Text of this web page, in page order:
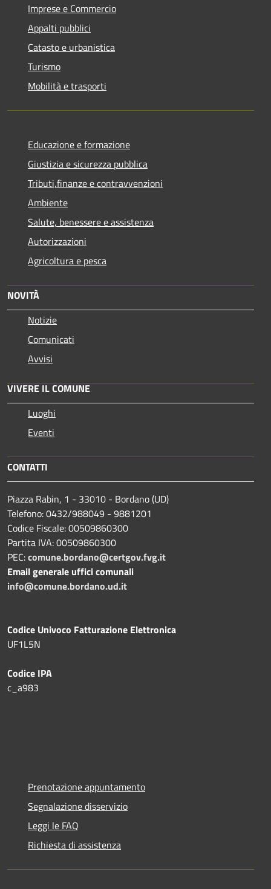
Imprese e Commercio
Appalti pubblici
Catasto e urbanistica
Turismo
Mobilità e trasporti
Educazione e formazione
Giustizia e sicurezza pubblica
Tributi,finanze e contravvenzioni
Ambiente
Salute, benessere e assistenza
Autorizzazioni
Agricoltura e pesca
NOVITÀ
Notizie
Comunicati
Avvisi
VIVERE IL COMUNE
Luoghi
Eventi
CONTATTI
Piazza Rabin, 1 - 33010 - Bordano (UD)
Telefono: 0432/988049 - 9881201
Codice Fiscale: 00509860300
Partita IVA: 00509860300
PEC:comune.bordano@certgov.fvg.it
Email generale uffici comunali
info@comune.bordano.ud.it
Codice Univoco Fatturazione Elettronica
UF1L5N
Codice IPA
c_a983
Prenotazione appuntamento
Segnalazione disservizio
Leggi le FAQ
Richiesta di assistenza